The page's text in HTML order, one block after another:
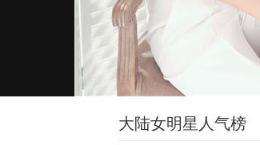
大陆女明星人气榜